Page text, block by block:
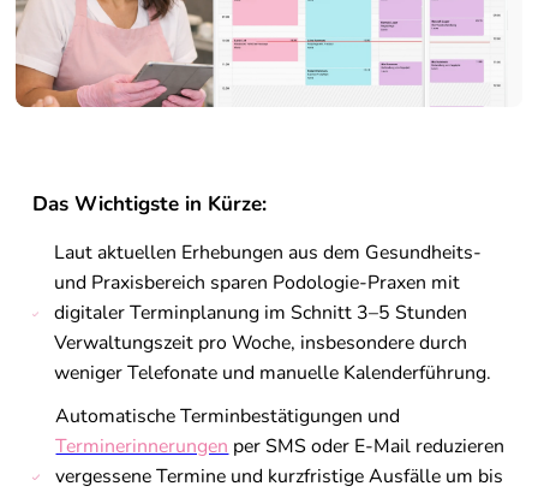
Das Wichtigste in Kürze:
Laut aktuellen Erhebungen aus dem Gesundheits-
und Praxisbereich sparen Podologie-Praxen mit
digitaler Terminplanung im Schnitt 3–5 Stunden
Verwaltungszeit pro Woche, insbesondere durch
weniger Telefonate und manuelle Kalenderführung.
Automatische Terminbestätigungen und
Terminerinnerungen per SMS oder E-Mail reduzieren
vergessene Termine und kurzfristige Ausfälle um bis